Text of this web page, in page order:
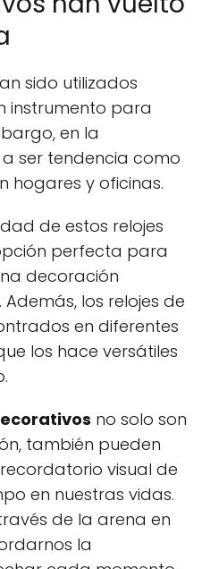
sido utilizados
instrumento para
en la
ser tendencia como
hogares y oficinas.
de estos relojes
perfecta para
decoración
los relojes de
en diferentes
los hace versátiles
no solo son
también pueden
visual de
en nuestras vidas.
de la arena en
la